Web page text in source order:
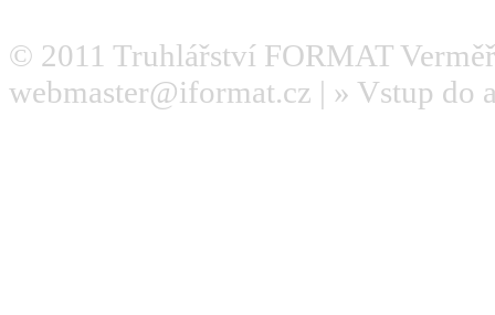
© 2011 Truhlářství FORMAT
webmaster@iformat.cz | » Vstup do